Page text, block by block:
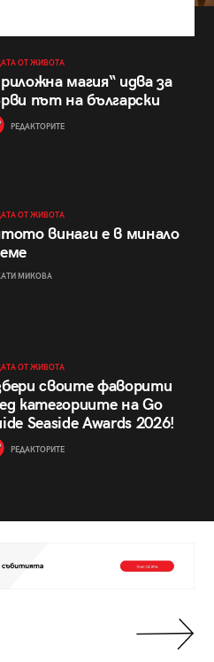
ОТ ЖИВОТА
магия“ идва за
път на български
РЕДАКТОРИТЕ
ОТ ЖИВОТА
винаги е в минало
МИКОВА
ОТ ЖИВОТА
своите фаворити
категориите на Go
Seaside Awards 2026!
РЕДАКТОРИТЕ